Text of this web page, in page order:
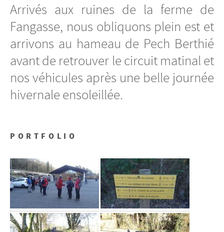
Arrivés aux ruines de la ferme de
Fangasse, nous obliquons plein est et
arrivons au hameau de Pech Berthié
avant de retrouver le circuit matinal et
nos véhicules après une belle journée
hivernale ensoleillée.
PORTFOLIO